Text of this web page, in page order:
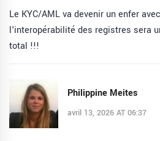
Le KYC/AML va devenir un enfer avec
l'interopérabilité des registres sera
total !!!
Philippine Meites
avril 13, 2026 AT 06:37